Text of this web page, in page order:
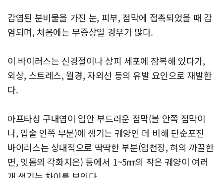
감염된 분비물을 가진 눈, 피부, 점막에 접촉되었을 때 감
염되며, 처음에는 무증상일 경우가 많다.
이 바이러스는 신경절이나 상피 세포에 잠복해 있다가,
외상, 스트레스, 월경, 자외선 등의 유발 요인으로 재발한
다.
아프타성 구내염이 입안 부드러운 점막(볼 안쪽 점막이
나, 입술 안쪽 부분)에 생기는 궤양인 데 비해 단순포진
바이러스는 상대적으로 딱딱한 부분(입천장, 혀의 까끌한
면, 잇몸의 각화치은) 등에서 1~5㎜의 작은 궤양이 여러